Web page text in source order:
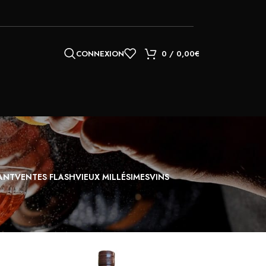
CONNEXION 0 / 0,00€
VENTES FLASHVIEUX MILLÉSIMESVINS
24